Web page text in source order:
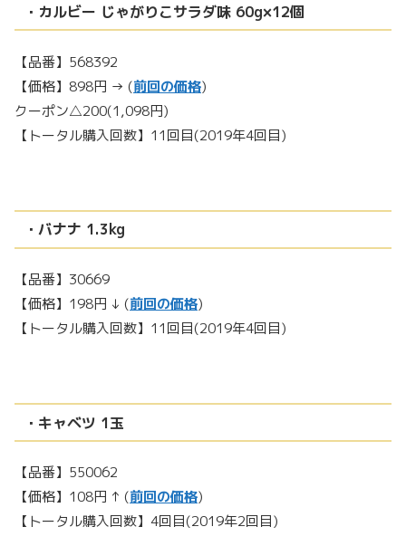
・カルビー じゃがりこサラダ味 60g×12個
【品番】568392
【価格】898円 → (前回の価格)
クーポン△200(1,098円)
【トータル購入回数】11回目(2019年4回目)
・バナナ 1.3kg
【品番】30669
【価格】198円 ↓ (前回の価格)
【トータル購入回数】11回目(2019年4回目)
・キャベツ 1玉
【品番】550062
【価格】108円 ↑ (前回の価格)
【トータル購入回数】4回目(2019年2回目)